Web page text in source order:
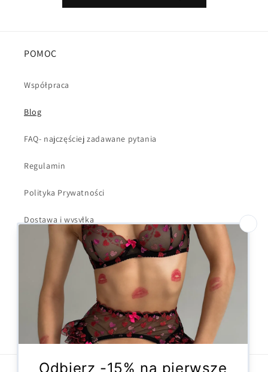
POMOC
Współpraca
Blog
FAQ- najczęściej zadawane pytania
Regulamin
Polityka Prywatności
Dostawa i wysyłka
Kontakt
Formularz odstąpienia
FacebookInstagram
X
(Twitter)